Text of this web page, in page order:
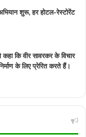
शुरू, हर होटल-रेस्टोरेंट
कि वीर सावरकर के विचार
के लिए प्रेरित करते हैं।